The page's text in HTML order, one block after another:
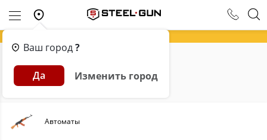
Ваш город?
Да Изменить город
Главная Каталог
Пневматика
Автоматы